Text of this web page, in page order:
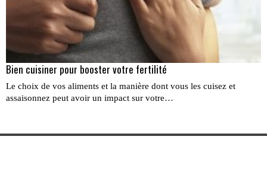
Bien cuisiner pour booster votre fertilité
Le choix de vos aliments et la manière dont vous les cuisez et
assaisonnez peut avoir un impact sur votre…